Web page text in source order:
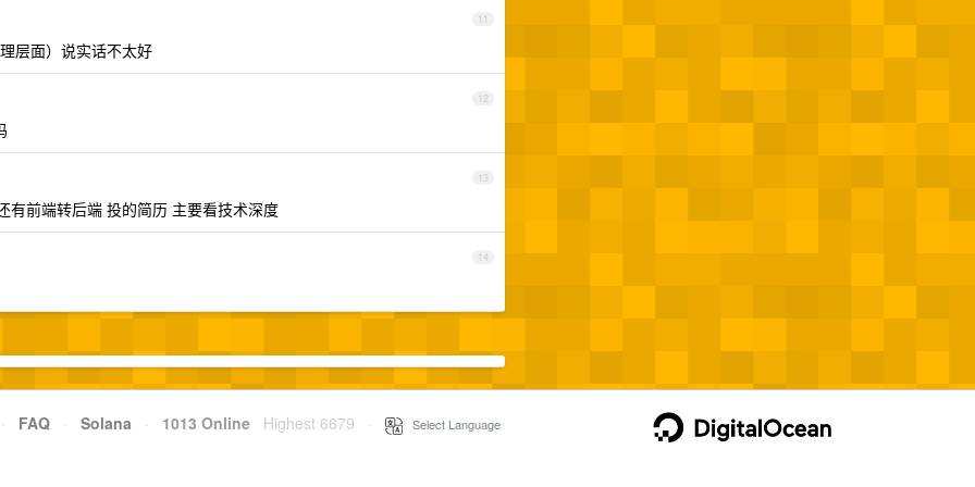
11
层面）说实话不太好
12
13
有前端转后端 投的简历 主要看技术深度
14
· FAQ · Solana · 1013 Online Highest 6679 Select Language